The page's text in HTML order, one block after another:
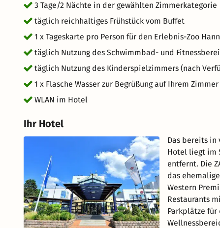
3 Tage/2 Nächte in der gewählten Zimmerkategorie
täglich reichhaltiges Frühstück vom Buffet
1 x Tageskarte pro Person für den Erlebnis-Zoo
täglich Nutzung des Schwimmbad- und
täglich Nutzung des Kinderspielzimmers (nach
1 x Flasche Wasser zur Begrüßung auf Ihrem Zimmer
WLAN im Hotel
Ihr Hotel
Das bereits
Hotel liegt im
entfernt. Die
das
Western
Restaurants
Parkplätze